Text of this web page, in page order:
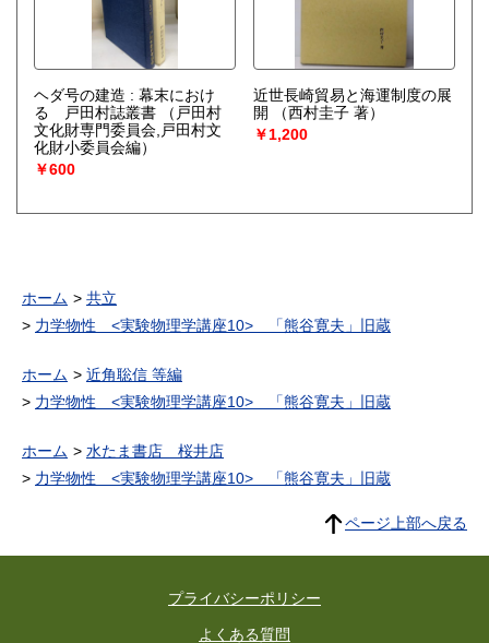
ヘダ号の建造 : 幕末におけ
る 戸田村誌叢書
（戸田村
文化財専門委員会,戸田村文
化財小委員会編）
￥600
近世長崎貿易と海運制度の展
開
（西村圭子 著）
￥1,200
ホーム
共立
力学物性 <実験物理学講座10> 「熊谷寛夫」旧蔵
ホーム
近角聡信 等編
力学物性 <実験物理学講座10> 「熊谷寛夫」旧蔵
ホーム
水たま書店 桜井店
力学物性 <実験物理学講座10> 「熊谷寛夫」旧蔵
ページ上部へ戻る
プライバシーポリシー
よくある質問